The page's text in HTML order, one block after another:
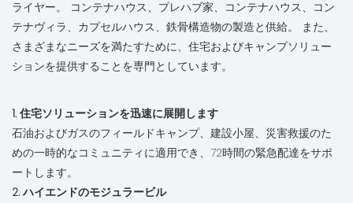
ライヤー。 コンテナハウス、プレハブ家、コンテナハウス、コン
テナヴィラ、カプセルハウス、鉄骨構造物の製造と供給。 また、
さまざまなニーズを満たすために、住宅およびキャンプソリュー
ションを提供することを専門としています。
1. 住宅ソリューションを迅速に展開します
石油およびガスのフィールドキャンプ、建設小屋、災害救援のた
めの一時的なコミュニティに適用でき、72時間の緊急配達をサポ
ートします。
2. ハイエンドのモジュラービル